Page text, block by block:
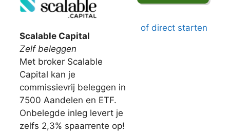
Scalable Capital
Zelf beleggen
Met broker Scalable
Capital kan je
commissievrij beleggen in
7500 Aandelen en ETF.
Onbelegde inleg levert je
zelfs 2,3% spaarrente op!
of direct starten